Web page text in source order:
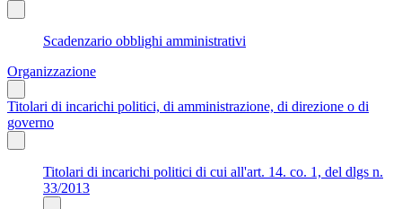
Scadenzario obblighi amministrativi
Organizzazione
Titolari di incarichi politici, di amministrazione, di direzione o di
governo
Titolari di incarichi politici di cui all'art. 14. co. 1, del dlgs n.
33/2013